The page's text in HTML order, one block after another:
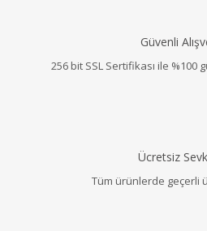
Güvenli
256 bit SSL Sertifikası ile %100
Ücretsiz
Tüm ürünlerde geçerli